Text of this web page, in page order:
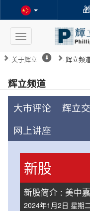
Toggle
navigation
关于辉立 辉立频
辉立频道
大市评论 辉立
网上讲座
新股
新股简介 : 美中
2024年1月2日 星期